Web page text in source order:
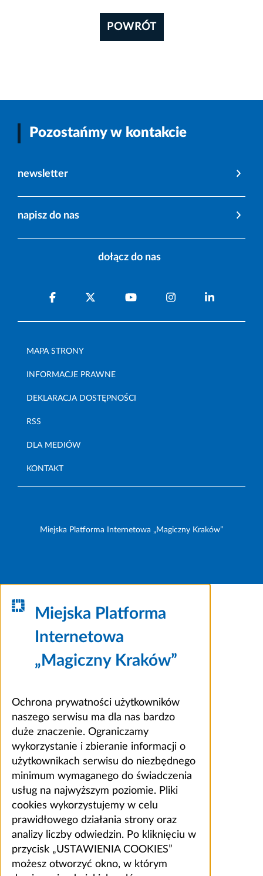
POWRÓT
Pozostańmy w kontakcie
newsletter
napisz do nas
dołącz do nas
MAPA STRONY
INFORMACJE PRAWNE
DEKLARACJA DOSTĘPNOŚCI
RSS
DLA MEDIÓW
KONTAKT
Miejska Platforma Internetowa „Magiczny Kraków”
Miejska Platforma
Internetowa
„Magiczny Kraków”
Ochrona prywatności użytkowników
naszego serwisu ma dla nas bardzo
duże znaczenie. Ograniczamy
wykorzystanie i zbieranie informacji o
użytkownikach serwisu do niezbędnego
minimum wymaganego do świadczenia
usług na najwyższym poziomie. Pliki
cookies wykorzystujemy w celu
prawidłowego działania strony oraz
analizy liczby odwiedzin. Po kliknięciu w
przycisk „USTAWIENIA COOKIES”
możesz otworzyć okno, w którym